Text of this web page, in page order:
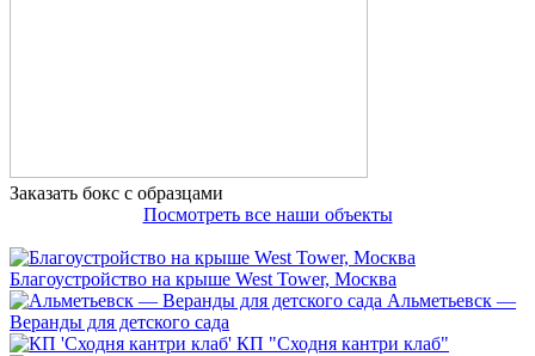
Заказать бокс с образцами
Посмотреть все наши объекты
Благоустройство на крыше West Tower, Москва
Альметьевск —
Веранды для детского сада
КП "Сходня кантри клаб"